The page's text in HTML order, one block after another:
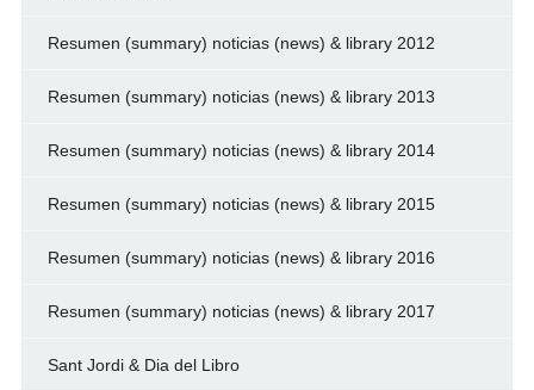
Resumen (summary) noticias (news) & library 2012
Resumen (summary) noticias (news) & library 2013
Resumen (summary) noticias (news) & library 2014
Resumen (summary) noticias (news) & library 2015
Resumen (summary) noticias (news) & library 2016
Resumen (summary) noticias (news) & library 2017
Sant Jordi & Dia del Libro